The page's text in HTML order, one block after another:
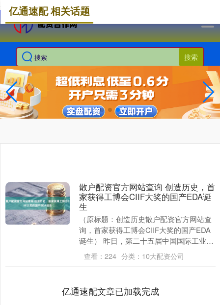
-->
搜索
亿通速配 相关话题
散户配资官方网站查询 创造历史，首
家获得工博会CIIF大奖的国产EDA诞
生
（原标题：创造历史散户配资官方网站查
询，首家获得工博会CIIF大奖的国产EDA
诞生） 昨日，第二十五届中国国际工业博
览会（CIIF 2025）在国家会展中心（上....
查看： 224 分类： 10大配资公司
亿通速配文章已加载完成